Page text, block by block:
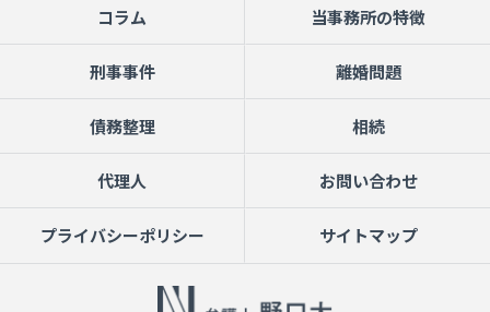
コラム 当事務所の特徴
刑事事件 離婚問題
債務整理 相続
代理人 お問い合わせ
プライバシーポリシー サイトマップ